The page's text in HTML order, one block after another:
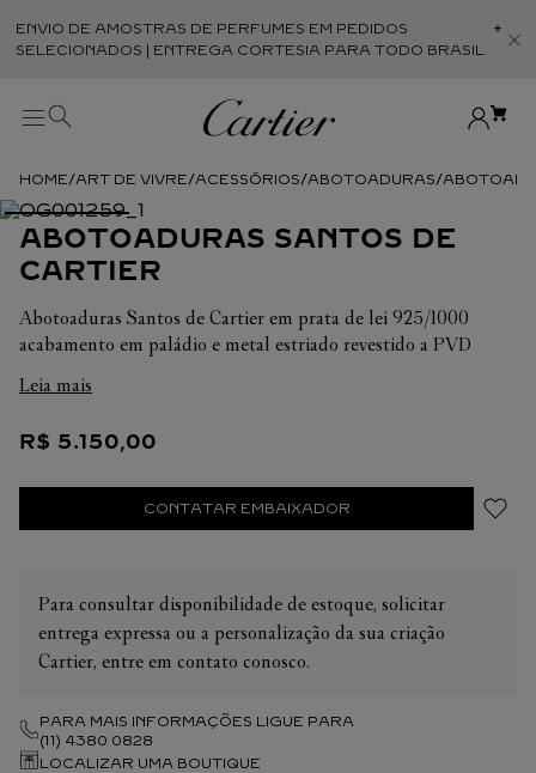
ENVIO DE AMOSTRAS DE PERFUMES EM PEDIDOS
SELECIONADOS | ENTREGA CORTESIA PARA TODO BRASIL
ART DE VIVRE ACESSÓRIOS ABOTOADURAS
ABOTOADURAS SANTOS DE
CARTIER
Abotoaduras Santos de Cartier em prata de lei 925/1000
acabamento em paládio e metal estriado revestido a PVD
Leia mais
R$ 5.150,00
CONTATAR EMBAIXADOR
Para consultar disponibilidade de estoque, solicitar
entrega expressa ou a personalização da sua criação
Cartier, entre em contato conosco.
PARA MAIS INFORMAÇÕES LIGUE PARA
(11) 4380 0828
LOCALIZAR UMA BOUTIQUE